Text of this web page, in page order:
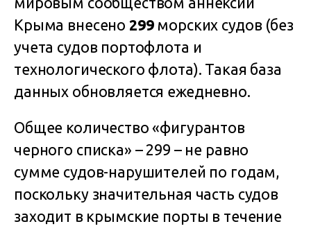
Крыма внесено 299морских судов (без
учета судов портофлота и
технологического флота). Такая база
данных обновляется ежедневно.
Общее количество «фигурантов
черного списка» – 299 – не равно
сумме судов-нарушителей по годам,
поскольку значительная часть судов
заходит в крымские порты в течение